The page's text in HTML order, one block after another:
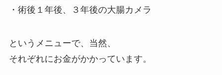
・術後１年後、３年後の大腸カメラ
というメニューで、当然、
それぞれにお金がかかっています。